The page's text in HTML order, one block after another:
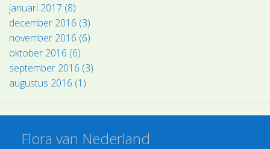
januari 2017 (8)
december 2016 (3)
november 2016 (6)
oktober 2016 (6)
september 2016 (3)
augustus 2016 (1)
Flora van Nederland